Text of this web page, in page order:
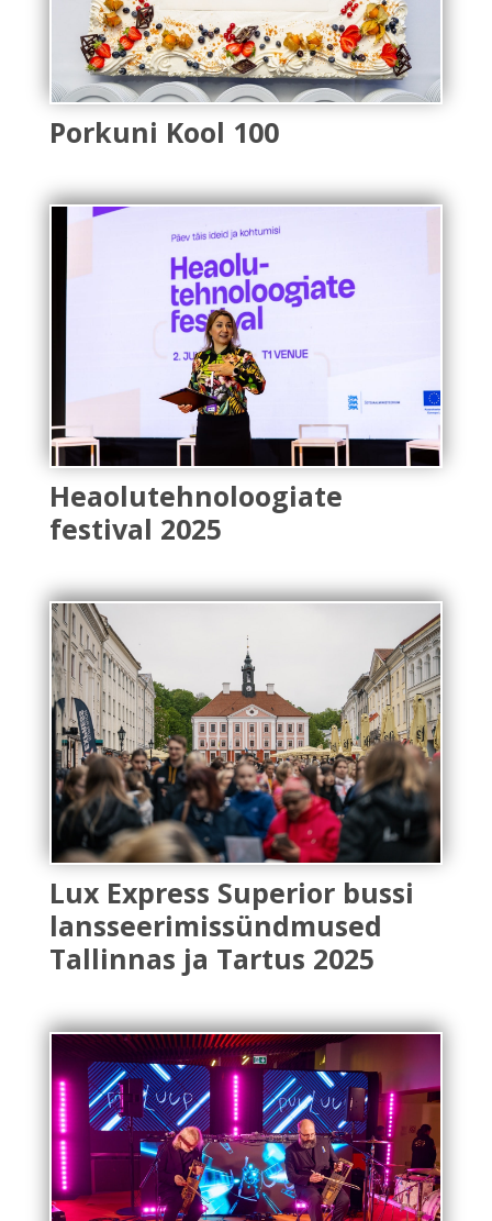
Porkuni Kool 100
Heaolutehnoloogiate
festival 2025
Lux Express Superior bussi
lansseerimissündmused
Tallinnas ja Tartus 2025